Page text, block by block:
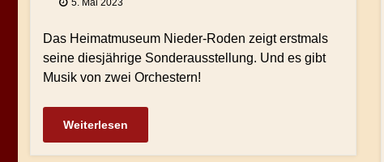
Das Heimatmuseum Nieder-Roden zeigt erstmals
seine diesjährige Sonderausstellung. Und es gibt
Musik von zwei Orchestern!
Weiterlesen